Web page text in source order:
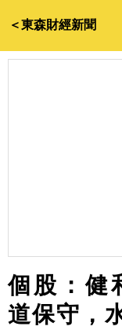
＜東森財經新聞
個股：健
道保守，